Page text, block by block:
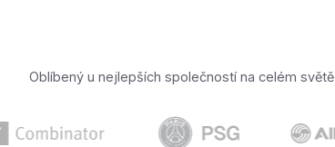
Oblíbený u nejlepších společností na celém světě